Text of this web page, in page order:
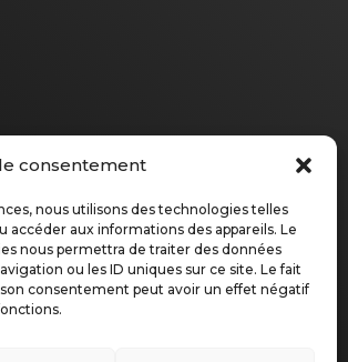
consentement
nous utilisons des technologies telles
accéder aux informations des appareils. Le
nous permettra de traiter des données
ou les ID uniques sur ce site. Le fait
consentement peut avoir un effet négatif